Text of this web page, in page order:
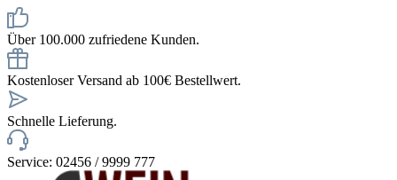
Über 100.000 zufriedene Kunden.
Kostenloser Versand ab 100€ Bestellwert.
Schnelle Lieferung.
Service: 02456 / 9999 777